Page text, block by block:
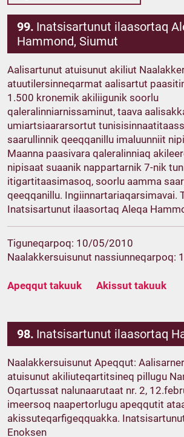
99. Inatsisartunut ilaasortaq
Hammond, Siumut
Aalisartunut atuisunut akiliut
atuutilersinneqarmat aalisartut
1.500 kronemik akiliigunik soorlu
qaleralinniarnissaminut, taava
umiartsiaararsortut
saarullinnik qeeqqanillu imaluunniit
Maanna paasivara qaleralinniaq
nipisaat suaanik nappartarnik 7-nik
itigartitaasimasoq, soorlu aamma
qeeqqanillu. Ingiinnartariaqarsimavai.
Inatsisartunut ilaasortaq Aleqa
Tiguneqarpoq: 10/05/2010
Naalakkersuisunut nassiunneqarpoq:
Apeqqut takuuk Akissut takuuk
98. Inatsisartunut ilaasortaq
Naalakkersuisunut Apeqqut:
atuisunut akiliuteqartitsineq pillugu
Oqartussat nalunaarutaat nr. 2,
imeersoq naapertorlugu apeqqutit
akissuteqarfigeqquakka.
Enoksen